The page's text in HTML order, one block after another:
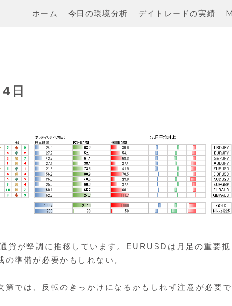
ホーム 今日の環境分析 デイトレードの実績
日
貨が堅調に推移しています。EURUSDは月足の重要抵
準備が必要かもしれない。
では、反転のきっかけになるかもしれず注意が必要で